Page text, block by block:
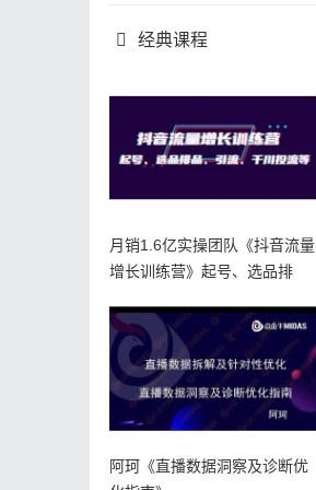
经典课程
月销1.6亿实操团队《抖音流量
增长训练营》起号、选品排
阿珂《直播数据洞察及诊断优